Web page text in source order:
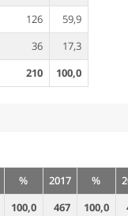
126
59,9
36
17,3
210
100,0
% 2017 %
100,0 467 100,0